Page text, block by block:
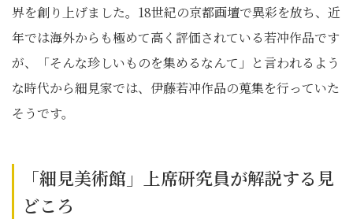
界を創り上げました。18世紀の京都画壇で異彩を放ち、近
年では海外からも極めて高く評価されている若冲作品です
が、「そんな珍しいものを集めるなんて」と言われるよう
な時代から細見家では、伊藤若冲作品の蒐集を行っていた
そうです。
「細見美術館」上席研究員が解説する見
どころ